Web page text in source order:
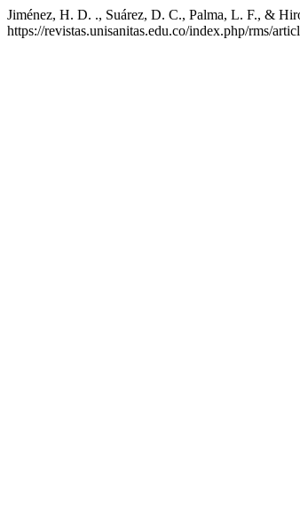
Jiménez, H. D. ., Suárez, D. C., Palma, L. F., &
https://revistas.unisanitas.edu.co/index.php/rms/